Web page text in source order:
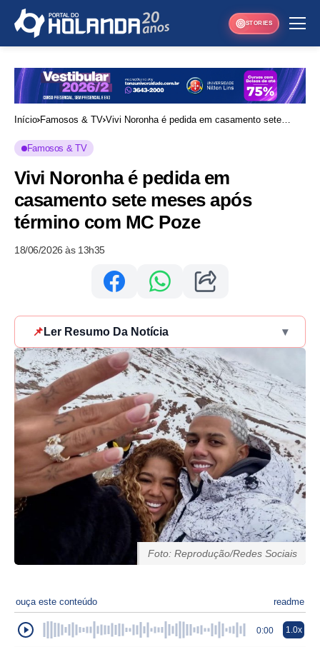
STORIES
Início Famosos & TV Vivi Noronha é pedida em casamento sete
Famosos & TV
Vivi Noronha é pedida em
casamento sete meses após
término com MC Poze
18/06/2026 às 13h35
📌 Ler Resumo Da Notícia ▾
Foto: Reprodução/Redes Sociais
ouça este conteúdo readme
0:00 1.0x